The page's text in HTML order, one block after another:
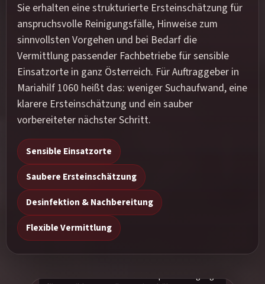
Sie erhalten eine strukturierte Ersteinschätzung für
anspruchsvolle Reinigungsfälle, Hinweise zum
sinnvollsten Vorgehen und bei Bedarf die
Vermittlung passender Fachbetriebe für sensible
Einsatzorte in ganz Österreich. Für Auftraggeber in
Mariahilf 1060 heißt das: weniger Suchaufwand, eine
klarere Ersteinschätzung und ein sauber
vorbereiteter nächster Schritt.
Sensible Einsatzorte
Saubere Ersteinschätzung
Desinfektion & Nachbereitung
Flexible Vermittlung
Praxisbild einer maschinellen Spezialreinigung